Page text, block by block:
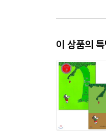
이 상품의